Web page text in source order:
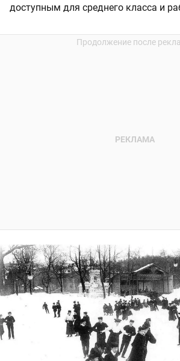
доступным для среднего класса и